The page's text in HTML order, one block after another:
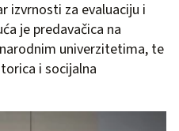
izvrnosti za evaluaciju i
je predavačica na
univerzitetima, te
i socijalna